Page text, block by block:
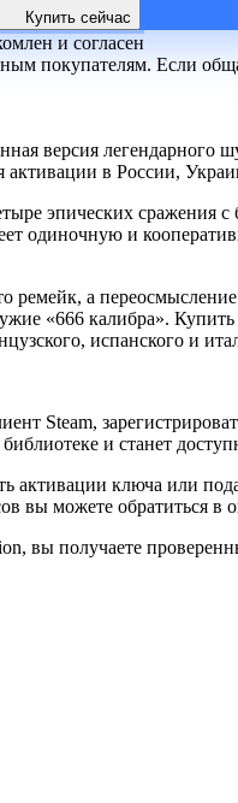
Купить сейчас
и согласен
покупателям. Если
версия легендарного
активации в России,
эпических сражения
одиночную и
а
«666 калибра».
испанского и
Steam,
и станет
активации ключа или
вы можете обратиться в
вы получаете